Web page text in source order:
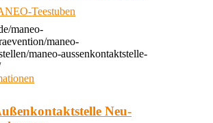
Teestuben
maneo-
maneo-
maneo-aussenkontaktstelle-
Neu-